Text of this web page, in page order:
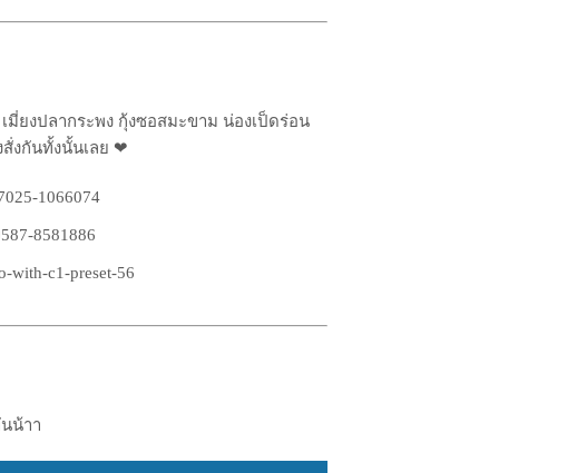
มี่ยงปลากระพง กุ้งซอสมะขาม น่องเป็ดร่อน
งกันทั้งนั้นเลย ❤
น้าา